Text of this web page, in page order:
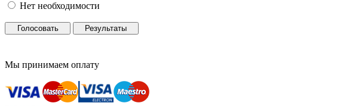
Нет необходимости
Голосовать Результаты
Мы принимаем оплату